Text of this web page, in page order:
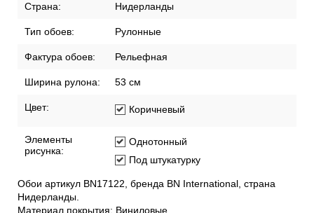
Страна: Нидерланды
Тип обоев: Рулонные
Фактура обоев: Рельефная
Ширина рулона: 53 см
Цвет: Коричневый
Элементы
рисунка:
Однотонный
Под штукатурку
Обои артикул BN17122, бренда BN International, страна
Нидерланды.
Материал покрытия: Виниловые